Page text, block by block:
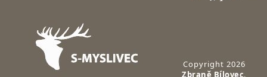
Zápatí
Copyright 2026
Zbraně Bílovec.